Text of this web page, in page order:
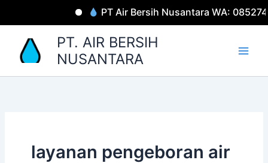
PT Air Bersih Nusantara WA:
PT. AIR BERSIH
NUSANTARA
layanan pengeboran air